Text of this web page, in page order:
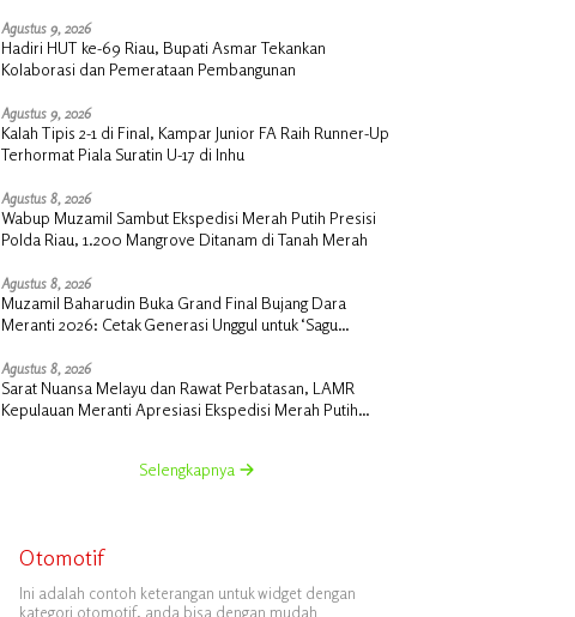
Agustus 9, 2026
Hadiri HUT ke-69 Riau, Bupati Asmar Tekankan
Kolaborasi dan Pemerataan Pembangunan
Agustus 9, 2026
Kalah Tipis 2-1 di Final, Kampar Junior FA Raih Runner-Up
Terhormat Piala Suratin U-17 di Inhu
Agustus 8, 2026
Wabup Muzamil Sambut Ekspedisi Merah Putih Presisi
Polda Riau, 1.200 Mangrove Ditanam di Tanah Merah
Agustus 8, 2026
Muzamil Baharudin Buka Grand Final Bujang Dara
Meranti 2026: Cetak Generasi Unggul untuk ‘Sagu
Agustus 8, 2026
Sarat Nuansa Melayu dan Rawat Perbatasan, LAMR
Kepulauan Meranti Apresiasi Ekspedisi Merah Putih
Selengkapnya
Otomotif
Ini adalah contoh keterangan untuk widget dengan
kategori otomotif, anda bisa dengan mudah